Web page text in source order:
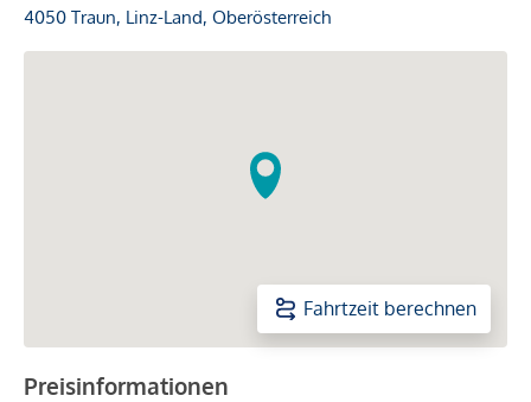
4050 Traun, Linz-Land, Oberösterreich
Fahrtzeit berechnen
Preisinformationen